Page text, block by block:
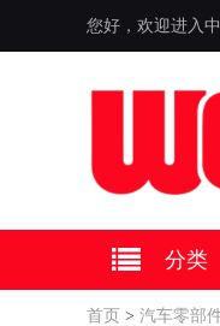
您好，欢迎进入
分类
首页 > 汽车零部